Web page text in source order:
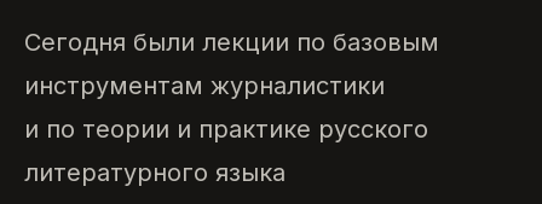
Сегодня были лекции по базовым
инструментам журналистики
и по теории и практике русского
литературного языка